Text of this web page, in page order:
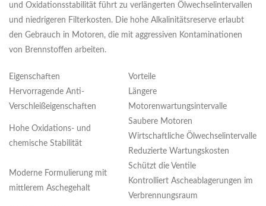
und Oxidationsstabilität führt zu verlängerten Ölwechselintervallen
und niedrigeren Filterkosten. Die hohe Alkalinitätsreserve erlaubt
den Gebrauch in Motoren, die mit aggressiven Kontaminationen
von Brennstoffen arbeiten.
Eigenschaften
Vorteile
Hervorragende Anti-
Verschleißeigenschaften
Längere
Motorenwartungsintervalle
Hohe Oxidations- und
chemische Stabilität
Saubere Motoren
Wirtschaftliche Ölwechselintervalle
Reduzierte Wartungskosten
Moderne Formulierung mit
mittlerem Aschegehalt
Schützt die Ventile
Kontrolliert Ascheablagerungen im
Verbrennungsraum